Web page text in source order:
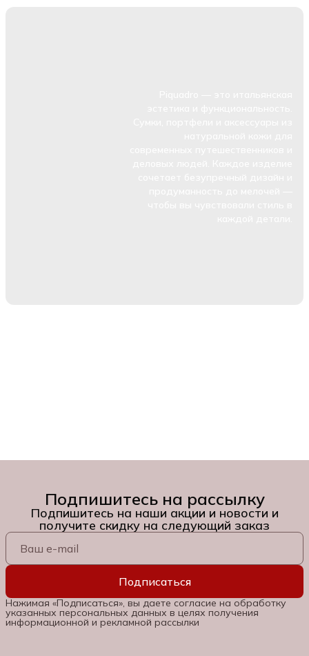
Подпишитесь на рассылку
Подпишитесь на наши акции и новости и
получите скидку на следующий заказ
Подписаться
Нажимая «Подписаться», вы даете согласие на обработку
указанных персональных данных в целях получения
информационной и рекламной рассылки